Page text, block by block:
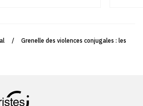
/
Grenelle des violences conjugales : les